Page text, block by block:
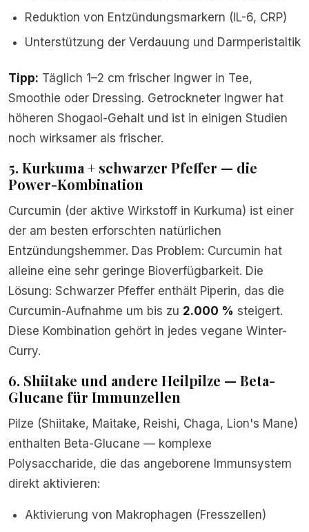
Reduktion von Entzündungsmarkern (IL-6, CRP)
Unterstützung der Verdauung und Darmperistaltik
Tipp: Täglich 1–2 cm frischer Ingwer in Tee,
Smoothie oder Dressing. Getrockneter Ingwer hat
höheren Shogaol-Gehalt und ist in einigen Studien
noch wirksamer als frischer.
5. Kurkuma + schwarzer Pfeffer — die
Power-Kombination
Curcumin (der aktive Wirkstoff in Kurkuma) ist einer
der am besten erforschten natürlichen
Entzündungshemmer. Das Problem: Curcumin hat
alleine eine sehr geringe Bioverfügbarkeit. Die
Lösung: Schwarzer Pfeffer enthält Piperin, das die
Curcumin-Aufnahme um bis zu 2.000 % steigert.
Diese Kombination gehört in jedes vegane Winter-
Curry.
6. Shiitake und andere Heilpilze — Beta-
Glucane für Immunzellen
Pilze (Shiitake, Maitake, Reishi, Chaga, Lion's Mane)
enthalten Beta-Glucane — komplexe
Polysaccharide, die das angeborene Immunsystem
direkt aktivieren:
Aktivierung von Makrophagen (Fresszellen)